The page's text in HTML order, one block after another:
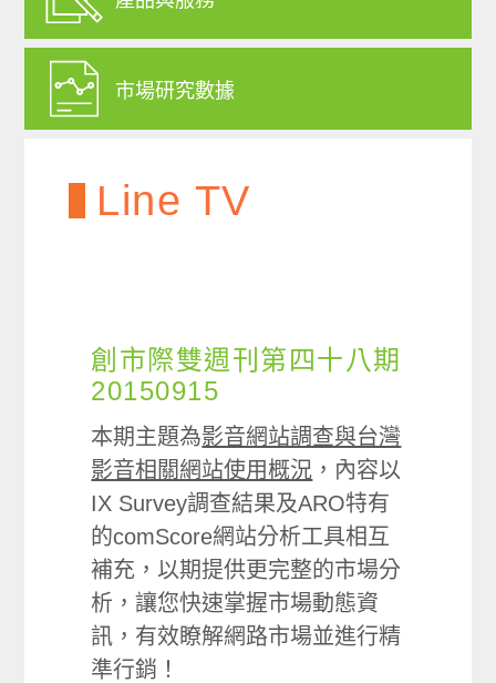
市場研究數據
Line TV
創市際雙週刊第四十八期
20150915
本期主題為影音網站調查與台灣
影音相關網站使用概況 ，內容以
IX Survey調查結果及ARO特有
的comScore網站分析工具相互
補充，以期提供更完整的市場分
析，讓您快速掌握市場動態資
訊，有效瞭解網路市場並進行精
準行銷！